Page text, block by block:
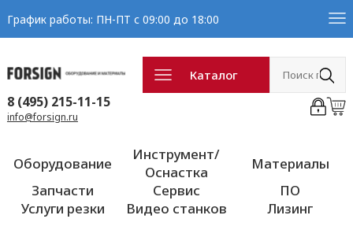
График работы: ПН-ПТ с 09:00 до 18:00
Каталог
8 (495) 215-11-15
info@forsign.ru
Оборудование
Инструмент/
Оснастка
Материалы
Запчасти
Сервис
ПО
Услуги резки
Видео станков Лизинг